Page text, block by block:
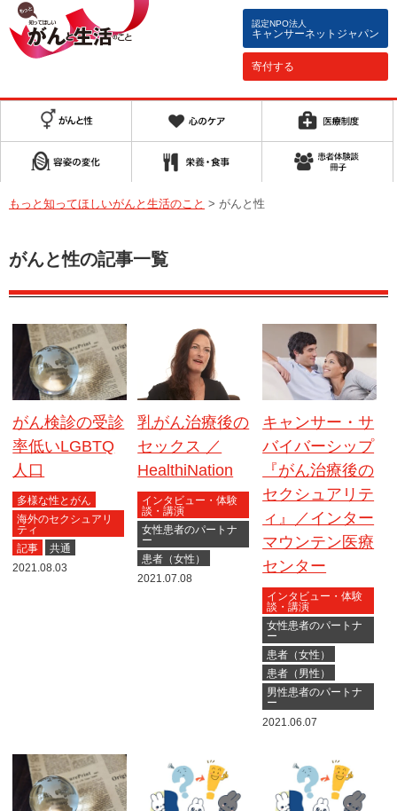
認定NPO法人
キャンサーネットジャパン
寄付する
もっと知ってほしいがんと生活のこと > がんと性
がんと性の記事一覧
がん検診の受診
率低いLGBTQ
人口
多様な性とがん
海外のセクシュアリ
ティ
記事
共通
2021.08.03
乳がん治療後の
セックス ／
HealthiNation
インタビュー・体験
談・講演
女性患者のパートナ
ー
患者（女性）
2021.07.08
キャンサー・サ
バイバーシップ
『がん治療後の
セクシュアリテ
ィ』／インター
マウンテン医療
センター
インタビュー・体験
談・講演
女性患者のパートナ
ー
患者（女性）
患者（男性）
男性患者のパートナ
ー
2021.06.07